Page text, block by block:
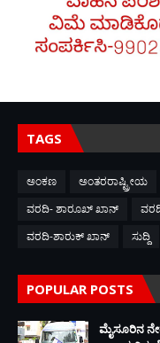
TAGS
ಅಂಕಣ ಅಂತರರಾಷ್ಟ್ರೀಯ
ವರದಿ- ಶಾರೂಖ್ ಖಾನ್
ವರದಿ-ಶಾರುಕ್ ಖಾನ್
ಸುದ್ದಿ
POPULAR POSTS
ಮೈಸೂರಿನ